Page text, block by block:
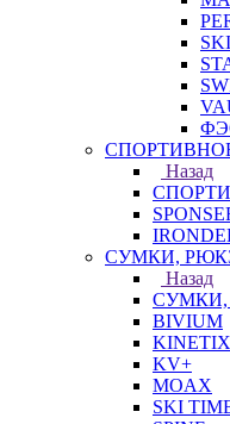
Назад
СУМКИ,
Назад
СУМКИ,
BIVIUM
KV+
MOAX
SKI